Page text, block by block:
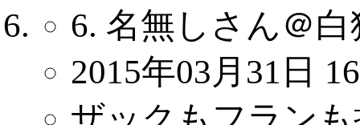
6. 名無しさん＠白
2015年03月31日